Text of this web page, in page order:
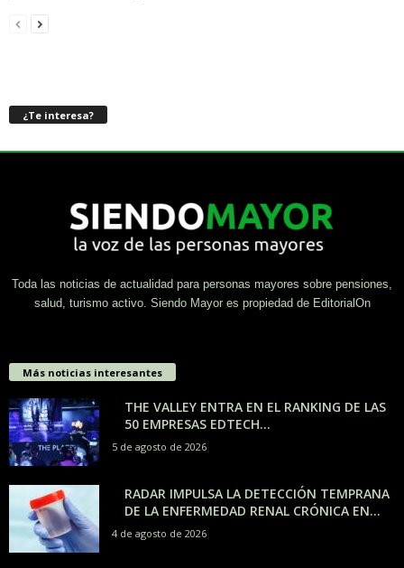
¿Te interesa?
Toda las noticias de actualidad para personas mayores sobre pensiones,
salud, turismo activo. Siendo Mayor es propiedad de EditorialOn
Más noticias interesantes
THE VALLEY ENTRA EN EL RANKING DE LAS
50 EMPRESAS EDTECH...
5 de agosto de 2026
RADAR IMPULSA LA DETECCIÓN TEMPRANA
DE LA ENFERMEDAD RENAL CRÓNICA EN...
4 de agosto de 2026